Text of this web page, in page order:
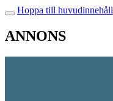
Hoppa till huvudinnehåll
ANNONS